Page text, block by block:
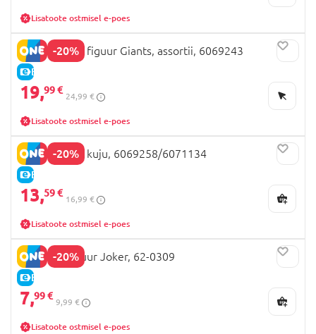
Lisatoote ostmisel e-poes
-20%
E-HIND
BATMAN 12" figuur Giants, assortii, 6069243
19,99 €
24,99 €
Lisatoote ostmisel e-poes
-20%
E-HIND
BATMAN 12” kuju, 6069258/6071134
13,59 €
16,99 €
Lisatoote ostmisel e-poes
-20%
E-HIND
BATMAN figuur Joker, 62-0309
7,99 €
9,99 €
Lisatoote ostmisel e-poes